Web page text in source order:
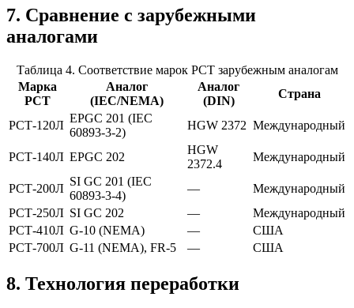
7. Сравнение с зарубежными
аналогами
Таблица 4. Соответствие марок РСТ зарубежным аналогам
Марка
РСТ
Аналог
(IEC/NEMA)
Аналог
(DIN)
Страна
РСТ-120Л
EPGC 201 (IEC
60893-3-2)
HGW 2372 Международный
РСТ-140Л EPGC 202
HGW
2372.4
Международный
РСТ-200Л
SI GC 201 (IEC
60893-3-4)
—
Международный
РСТ-250Л SI GC 202 —
Международный
РСТ-410Л G-10 (NEMA) —
США
РСТ-700Л G-11 (NEMA), FR-5 — США
8. Технология переработки